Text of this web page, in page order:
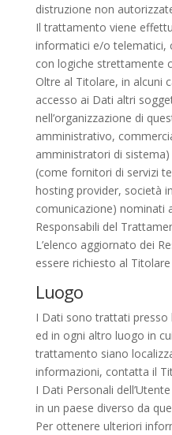
distruzione non
Il trattamento viene
informatici e/o telematici,
con logiche strettamente
Oltre al Titolare, in alcuni
accesso ai Dati altri
nell’organizzazione di
amministrativo,
amministratori di
(come fornitori di servizi
hosting provider, società
comunicazione) nominati
Responsabili del
L’elenco aggiornato dei
essere richiesto al
Luogo
I Dati sono trattati presso
ed in ogni altro luogo in
trattamento siano
informazioni, contatta il
I Dati Personali
in un paese diverso da
Per ottenere ulteriori